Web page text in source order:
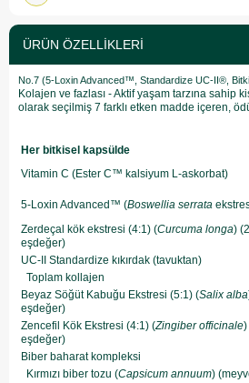
ÜRÜN ÖZELLIKLERI
No.7 (5-Loxin Advanced™, Standardize UC-II®,
Kolajen ve fazlası - Aktif yaşam tarzına sahip
olarak seçilmiş 7 farklı etken madde içeren,
Her bitkisel kapsülde
Vitamin C (Ester C™ kalsiyum L-askorbat)
5-Loxin Advanced™ (Boswellia serrata
Zerdeçal kök ekstresi (4:1) (Curcuma longa)
eşdeğer)
UC-II Standardize kıkırdak (tavuktan)
Toplam kollajen
Beyaz Söğüt Kabuğu Ekstresi (5:1) (Salix alba
eşdeğer)
Zencefil Kök Ekstresi (4:1) (Zingiber officinale)
eşdeğer)
Biber baharat kompleksi
Kırmızı biber tozu (Capsicum annuum)